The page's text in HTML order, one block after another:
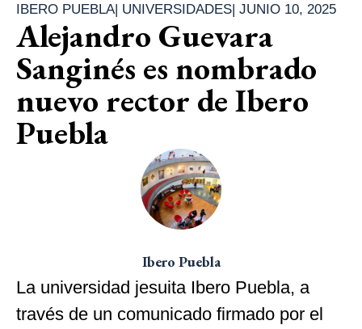
IBERO PUEBLA| UNIVERSIDADES| JUNIO 10, 2025
Alejandro Guevara
Sanginés es nombrado
nuevo rector de Ibero
Puebla
Ibero Puebla
La universidad jesuita Ibero Puebla, a
través de un comunicado firmado por el